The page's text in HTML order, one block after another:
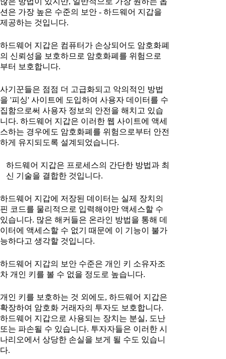
션은 가장 높은 수준의 보안 - 하드웨어 지갑을
제공하는 것입니다.
하드웨어 지갑은 컴퓨터가 손상되어도 암호화폐
의 신뢰성을 보호하므로 암호화폐를 위험으로
부터 보호합니다.
사기꾼들은 점점 더 고급화되고 악의적인 방법
을 '피싱' 사이트에 도입하여 사용자 데이터를 수
집함으로써 사용자 정보의 안전을 해치고 있습
니다. 하드웨어 지갑은 이러한 웹 사이트에 액세
스하는 경우에도 암호화폐를 위험으로부터 안전
하게 유지되도록 설계되었습니다.
하드웨어 지갑은 프로세스의 간단한 방법과 최
신 기술을 결합한 것입니다.
하드웨어 지갑에 저장된 데이터는 실제 장치의
핀 코드를 물리적으로 입력해야만 액세스할 수
있습니다. 많은 해커들은 온라인 방법을 통해 데
이터에 액세스할 수 없기 때문에 이 기능이 불가
능하다고 생각할 것입니다.
하드웨어 지갑의 보안 수준은 개인 키 소유자조
차 개인 키를 볼 수 없을 정도로 높습니다.
개인 키를 보호하는 것 외에도, 하드웨어 지갑은
확장하여 암호화 거래자의 투자도 보호합니다.
하드웨어 지갑으로 사용되는 장치는 분실, 도난
또는 파손될 수 있습니다. 투자자들은 이러한 시
나리오에서 상당한 손실을 보게 될 수도 있습니
다.